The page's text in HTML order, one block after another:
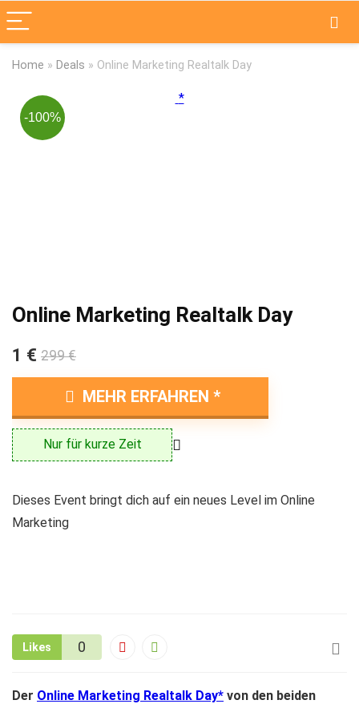
Home » Deals » Online Marketing Realtalk Day
-100%
Online Marketing Realtalk Day
1 € 299 €
MEHR ERFAHREN
Nur für kurze Zeit
Dieses Event bringt dich auf ein neues Level im Online
Marketing
Likes 0
Der Online Marketing Realtalk Day von den beiden